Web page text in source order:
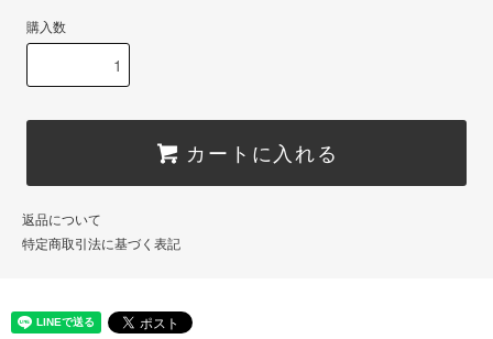
購入数
カートに入れる
返品について
特定商取引法に基づく表記